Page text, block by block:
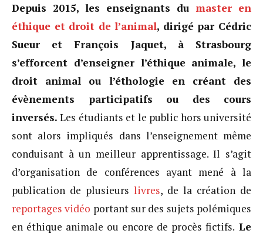
Depuis 2015, les enseignants du master en
éthique et droit de l’animal, dirigé par Cédric
Sueur et François Jaquet, à Strasbourg
s’efforcent d’enseigner l’éthique animale, le
droit animal ou l’éthologie en créant des
évènements participatifs ou des cours
inversés. Les étudiants et le public hors université
sont alors impliqués dans l’enseignement même
conduisant à un meilleur apprentissage. Il s’agit
d’organisation de conférences ayant mené à la
publication de plusieurs livres, de la création de
reportages vidéo portant sur des sujets polémiques
en éthique animale ou encore de procès fictifs. Le